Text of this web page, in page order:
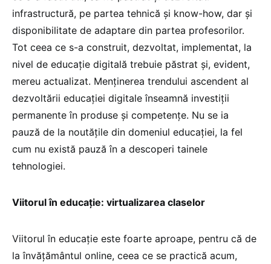
infrastructură, pe partea tehnică și know-how, dar și
disponibilitate de adaptare din partea profesorilor.
Tot ceea ce s-a construit, dezvoltat, implementat, la
nivel de educație digitală trebuie păstrat și, evident,
mereu actualizat. Menținerea trendului ascendent al
dezvoltării educației digitale înseamnă investiții
permanente în produse și competențe. Nu se ia
pauză de la noutățile din domeniul educației, la fel
cum nu există pauză în a descoperi tainele
tehnologiei.
Viitorul în educație: virtualizarea claselor
Viitorul în educație este foarte aproape, pentru că de
la învățământul online, ceea ce se practică acum,